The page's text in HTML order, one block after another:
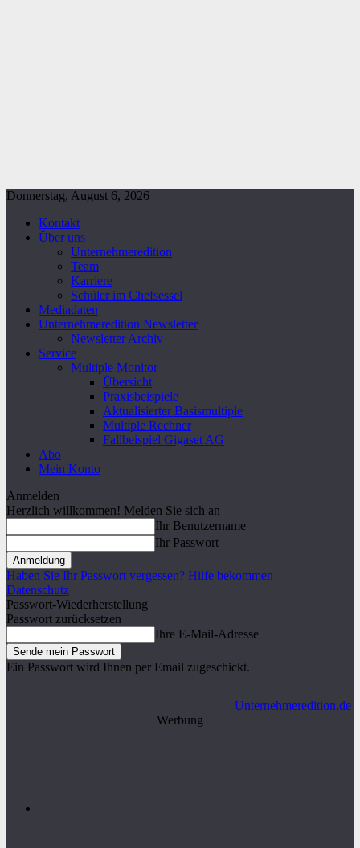
Donnerstag, August 6, 2026
Kontakt
Über uns
Unternehmeredition
Team
Karriere
Schüler im Chefsessel
Mediadaten
Unternehmeredition Newsletter
Newsletter Archiv
Service
Multiple Monitor
Übersicht
Praxisbeispiele
Aktualisierter Basismultiple
Multiple Rechner
Fallbeispiel Gigaset AG
Abo
Mein Konto
Anmelden
Herzlich willkommen! Melden Sie sich an
Ihr Benutzername
Ihr Passwort
Haben Sie Ihr Passwort vergessen? Hilfe bekommen
Datenschutz
Passwort-Wiederherstellung
Passwort zurücksetzen
Ihre E-Mail-Adresse
Ein Passwort wird Ihnen per Email zugeschickt.
Unternehmeredition.de
Werbung